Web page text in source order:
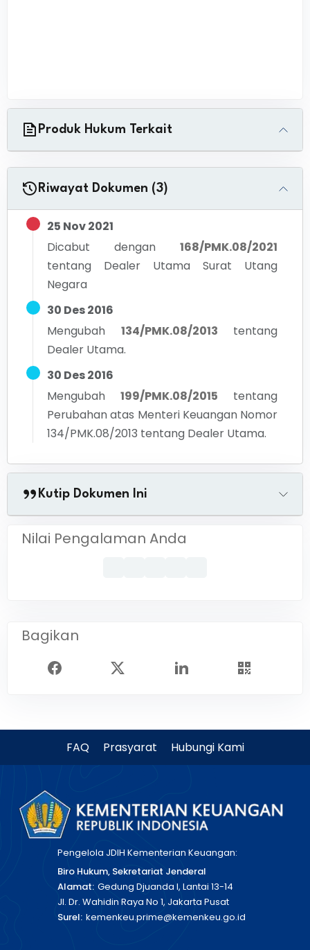
Produk Hukum Terkait
Riwayat Dokumen (3)
25 Nov 2021
Dicabut dengan
168/PMK.08/2021
tentang Dealer Utama Surat Utang
Negara
30 Des 2016
Mengubah
134/PMK.08/2013
tentang
Dealer Utama.
30 Des 2016
Mengubah
199/PMK.08/2015
tentang
Perubahan atas Menteri Keuangan Nomor
134/PMK.08/2013 tentang Dealer Utama.
Kutip Dokumen Ini
Nilai Pengalaman Anda
Bagikan
FAQ Prasyarat Hubungi Kami
Pengelola JDIH Kementerian Keuangan:
Biro Hukum, Sekretariat Jenderal
Alamat: Gedung Djuanda I, Lantai 13-14
Jl. Dr. Wahidin Raya No 1, Jakarta Pusat
Surel: kemenkeu.prime@kemenkeu.go.id